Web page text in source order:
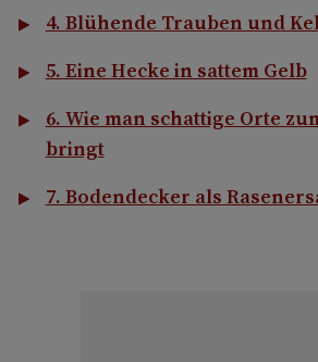
4. Blühende Trauben und
5. Eine Hecke in sattem Gelb
6. Wie man schattige Orte
bringt
7. Bodendecker als